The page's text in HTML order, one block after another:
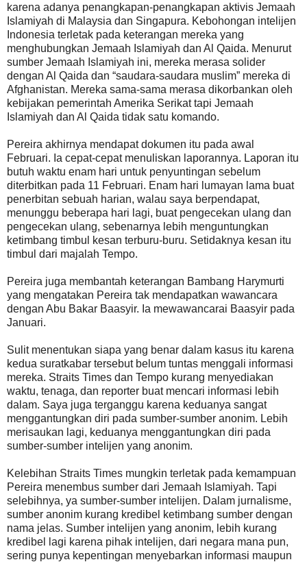
karena adanya penangkapan-penangkapan aktivis Jemaah
Islamiyah di Malaysia dan Singapura. Kebohongan intelijen
Indonesia terletak pada keterangan mereka yang
menghubungkan Jemaah Islamiyah dan Al Qaida. Menurut
sumber Jemaah Islamiyah ini, mereka merasa solider
dengan Al Qaida dan “saudara-saudara muslim” mereka di
Afghanistan. Mereka sama-sama merasa dikorbankan oleh
kebijakan pemerintah Amerika Serikat tapi Jemaah
Islamiyah dan Al Qaida tidak satu komando.
Pereira akhirnya mendapat dokumen itu pada awal
Februari. Ia cepat-cepat menuliskan laporannya. Laporan itu
butuh waktu enam hari untuk penyuntingan sebelum
diterbitkan pada 11 Februari. Enam hari lumayan lama buat
penerbitan sebuah harian, walau saya berpendapat,
menunggu beberapa hari lagi, buat pengecekan ulang dan
pengecekan ulang, sebenarnya lebih menguntungkan
ketimbang timbul kesan terburu-buru. Setidaknya kesan itu
timbul dari majalah Tempo.
Pereira juga membantah keterangan Bambang Harymurti
yang mengatakan Pereira tak mendapatkan wawancara
dengan Abu Bakar Baasyir. Ia mewawancarai Baasyir pada
Januari.
Sulit menentukan siapa yang benar dalam kasus itu karena
kedua suratkabar tersebut belum tuntas menggali informasi
mereka. Straits Times dan Tempo kurang menyediakan
waktu, tenaga, dan reporter buat mencari informasi lebih
dalam. Saya juga terganggu karena keduanya sangat
menggantungkan diri pada sumber-sumber anonim. Lebih
merisaukan lagi, keduanya menggantungkan diri pada
sumber-sumber intelijen yang anonim.
Kelebihan Straits Times mungkin terletak pada kemampuan
Pereira menembus sumber dari Jemaah Islamiyah. Tapi
selebihnya, ya sumber-sumber intelijen. Dalam jurnalisme,
sumber anonim kurang kredibel ketimbang sumber dengan
nama jelas. Sumber intelijen yang anonim, lebih kurang
kredibel lagi karena pihak intelijen, dari negara mana pun,
sering punya kepentingan menyebarkan informasi maupun